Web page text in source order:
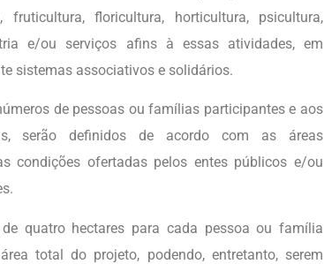
floricultura, horticultura, psicultura,
e/ou serviços afins à essas atividades, em
sistemas associativos e solidários.
de pessoas ou famílias participantes e aos
serão definidos de acordo com as áreas
condições ofertadas pelos entes públicos e/ou
quatro hectares para cada pessoa ou família
total do projeto, podendo, entretanto, serem